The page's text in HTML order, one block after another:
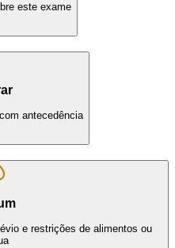
este exame
antecedência
e restrições de alimentos ou